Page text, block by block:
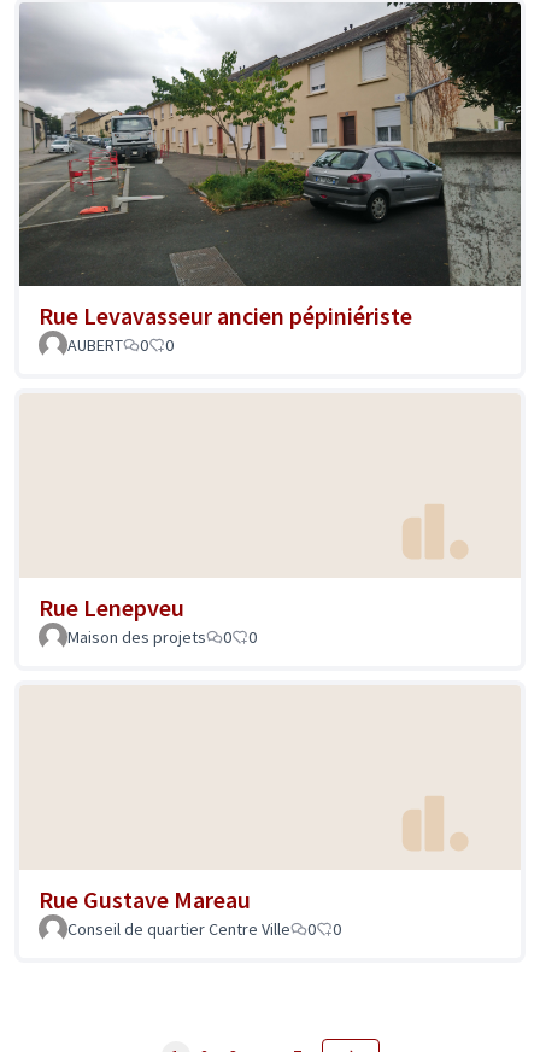
Rue Levavasseur ancien pépiniériste
AUBERT 0 0
Rue Lenepveu
Maison des projets 0 0
Rue Gustave Mareau
Conseil de quartier Centre Ville 0 0